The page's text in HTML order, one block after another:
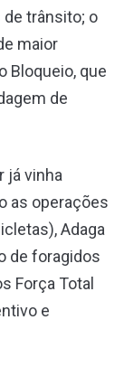
trânsito; o
maior
Bloqueio, que
de
já vinha
as operações
Adaga
de foragidos
Força Total
e